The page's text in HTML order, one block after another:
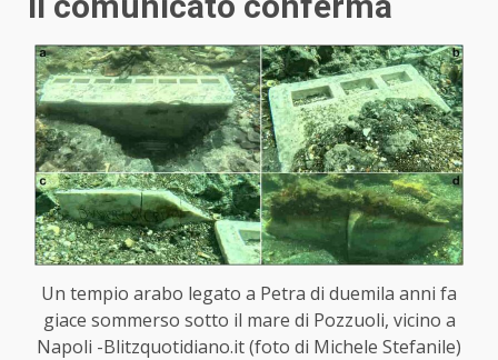
Un tempio arabo legato a Petra di duemila anni fa
giace sommerso sotto il mare di Pozzuoli, vicino a
Napoli -Blitzquotidiano.it (foto di Michele Stefanile)